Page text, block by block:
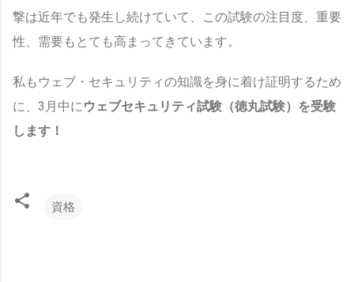
撃は近年でも発生し続けていて、この試験の注目度、重要
性、需要もとても高まってきています。
私もウェブ・セキュリティの知識を身に着け証明するため
に、3月中にウェブセキュリティ試験（徳丸試験）を受験
します！
資格